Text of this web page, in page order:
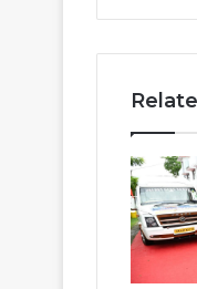
देता
—
मुख्यमंत्री
पुष्कर
सिंह
धामी.....